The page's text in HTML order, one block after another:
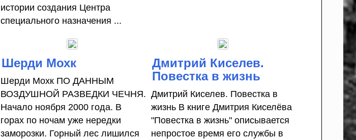
истории создания Центра
специального назначения ...
Шерди Мохк
Шерди Мохк ПО ДАННЫМ
ВОЗДУШНОЙ РАЗВЕДКИ ЧЕЧНЯ.
Начало ноября 2000 года. В
горах по ночам уже нередки
заморозки. Горный лес лишился
Дмитрий Киселев.
Повестка в жизнь
Дмитрий Киселев. Повестка в
жизнь В книге Дмитрия Киселёва
"Повестка в жизнь" описывается
непростое время его службы в